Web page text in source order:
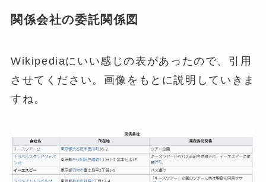
関係会社の委託関係図
Wikipediaにいい感じの表があったので、引用
させてください。画像をもとに説明していきま
すね。